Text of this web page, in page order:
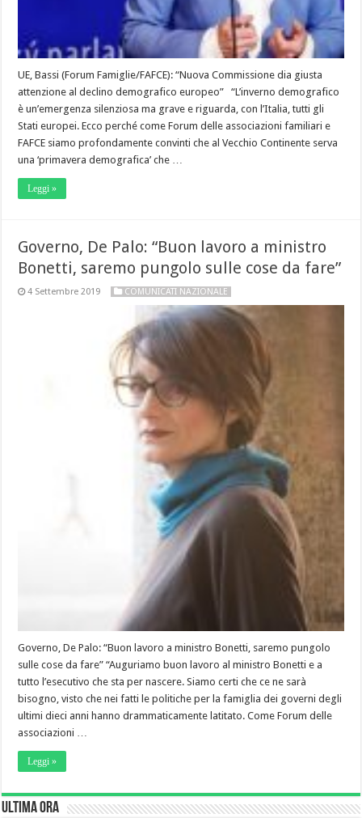
UE, Bassi (Forum Famiglie/FAFCE): “Nuova Commissione dia giusta
attenzione al declino demografico europeo” “L’inverno demografico
è un’emergenza silenziosa ma grave e riguarda, con l’Italia, tutti gli
Stati europei. Ecco perché come Forum delle associazioni familiari e
FAFCE siamo profondamente convinti che al Vecchio Continente serva
una ‘primavera demografica’ che …
Leggi »
Governo, De Palo: “Buon lavoro a ministro
Bonetti, saremo pungolo sulle cose da fare”
4 Settembre 2019 COMUNICATI NAZIONALE
Governo, De Palo: “Buon lavoro a ministro Bonetti, saremo pungolo
sulle cose da fare” “Auguriamo buon lavoro al ministro Bonetti e a
tutto l’esecutivo che sta per nascere. Siamo certi che ce ne sarà
bisogno, visto che nei fatti le politiche per la famiglia dei governi degli
ultimi dieci anni hanno drammaticamente latitato. Come Forum delle
associazioni …
Leggi »
Ultima Ora